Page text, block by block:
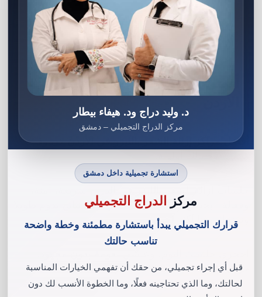
ونتيجة مضمونة، وبتكلفة أقل من الأردن!
أفضل مراكز إزالة الشعر بالليزر في
أفضل مراكز إزالة الشعر بالليزر في الأردنلأن وقتك
وفعالة. بخطوات بسيطة، تحصلي على نتائج تدوم طويلا
وتمنحك وقتا أكثر لحياتك.
جوال : 00962785066503
د. وليد دراج ود. هيفاء بيطار
مركز الدراج التجميلي – دمشق
استشارة تجميلية داخل دمشق
مركز الدراج التجميلي
قرارك التجميلي يبدأ باستشارة مطمئنة وخطة واضحة
تناسب حالتك
قبل أي إجراء تجميلي، من حقك أن تفهمي الخيارات المناسبة
لحالتك، وما الذي تحتاجينه فعلًا، وما الخطوة الأنسب لك دون